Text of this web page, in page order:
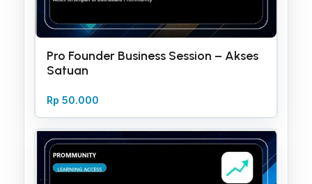
Pro Founder Business Session – Akses
Satuan
Rp 50.000